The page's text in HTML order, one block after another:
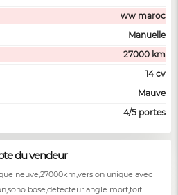
ww maroc
Manuelle
27000 km
14 cv
Mauve
4/5 portes
du vendeur
neuve,27000km,version unique avec
bose,detecteur angle mort,toit